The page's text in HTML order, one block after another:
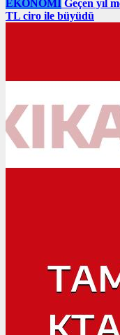
EKONOMI
Geçen yıl
TL ciro ile büyüdü